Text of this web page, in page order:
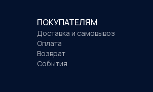
ПОКУПАТЕЛЯМ
Доставка и самовывоз
Оплата
Возврат
События